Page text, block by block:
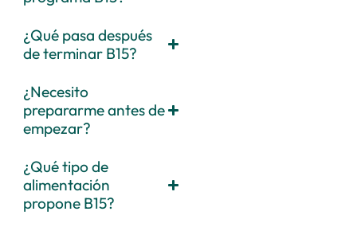
¿Qué pasa después
de terminar B15?
¿Necesito
prepararme antes de
empezar?
¿Qué tipo de
alimentación
propone B15?